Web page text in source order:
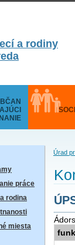
a rodiny
práce
rodina
miesta
Úrad